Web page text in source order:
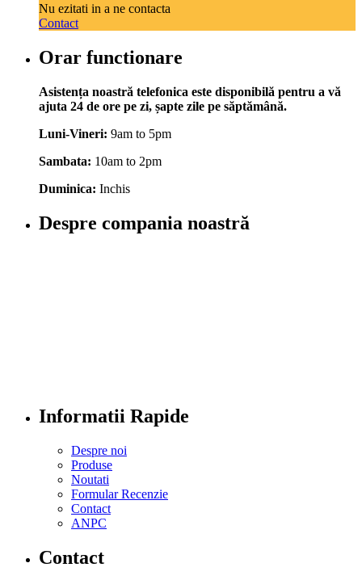
Nu ezitati in a ne contacta
Contact
Orar functionare
Asistența noastră telefonica este disponibilă pentru a vă
ajuta 24 de ore pe zi, șapte zile pe săptămână.
Luni-Vineri: 9am to 5pm
Sambata: 10am to 2pm
Duminica: Inchis
Despre compania noastră
Informatii Rapide
Despre noi
Produse
Noutati
Formular Recenzie
Contact
ANPC
Contact